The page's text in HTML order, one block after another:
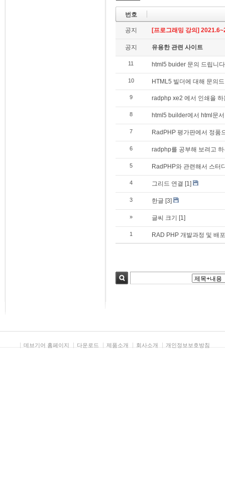
번호
공지 [프로그래밍 강의]
공지 유용한 관련 사이트
11 html5 buider 문의 드립니
10 HTML5 빌더에 대해 문의
9 radphp xe2 에서 인쇄을
8 html5 builder에서 html문
7 RadPHP 평가판에서 정품
6 radphp를 공부해 보려고
5 RadPHP와 관련해서 스터
4 그리드 연결 [1]
3 한글 [3]
» 글씨 크기 [1]
1 RAD PHP 개발과정 및 배
데브기어 홈페이지 다운로드 제품소개 회사소개 개인정보보호방침